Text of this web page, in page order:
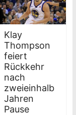
Klay
Thompson
feiert
Rückkehr
nach
zweieinhalb
Jahren
Pause